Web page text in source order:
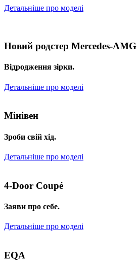
Детальніше про моделі
Новий родстер Mercedes-AMG
Відродження зірки.
Детальніше про моделі
Мінівен
Зроби свій хід.
Детальніше про моделі
4-Door Coupé
Заяви про себе.
Детальніше про моделі
EQA